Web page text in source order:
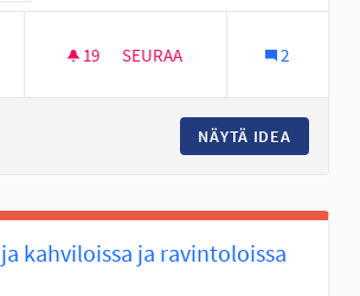
19 19 SEURAAJAA
SEURAA 2
NÄYTÄ IDEA
kahviloissa ja ravintoloissa